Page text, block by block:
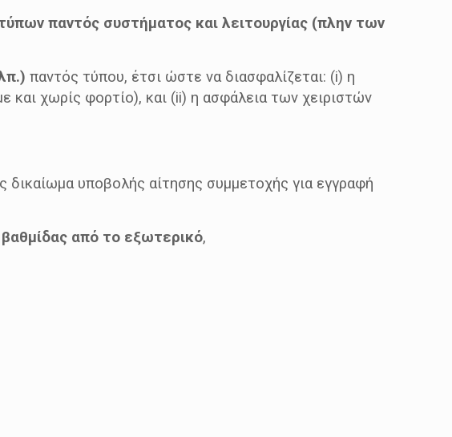
παντός συστήματος και λειτουργίας (πλην των
παντός τύπου, έτσι ώστε να διασφαλίζεται: (i) η
και χωρίς φορτίο), και (ii) η ασφάλεια των χειριστών
υποβολής αίτησης συμμετοχής για εγγραφή
από το εξωτερικό,